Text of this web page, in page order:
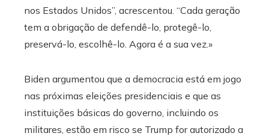
nos Estados Unidos”, acrescentou. “Cada geração
tem a obrigação de defendê-lo, protegê-lo,
preservá-lo, escolhê-lo. Agora é a sua vez.»
Biden argumentou que a democracia está em jogo
nas próximas eleições presidenciais e que as
instituições básicas do governo, incluindo os
militares, estão em risco se Trump for autorizado a